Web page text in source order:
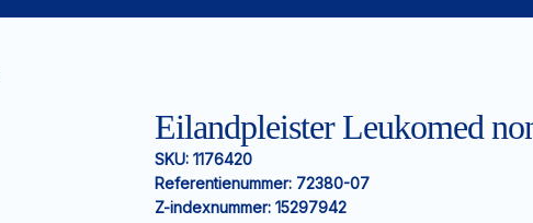
Eilandpleister Leukomed
SKU: 1176420
Referentienummer: 72380-07
Z-indexnummer: 15297942